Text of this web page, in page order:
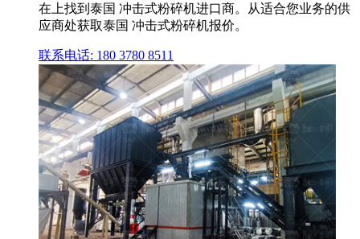
在上找到泰国 冲击式粉碎机进口商。从适合您业务的供
应商处获取泰国 冲击式粉碎机报价。
联系电话: 180 3780 8511